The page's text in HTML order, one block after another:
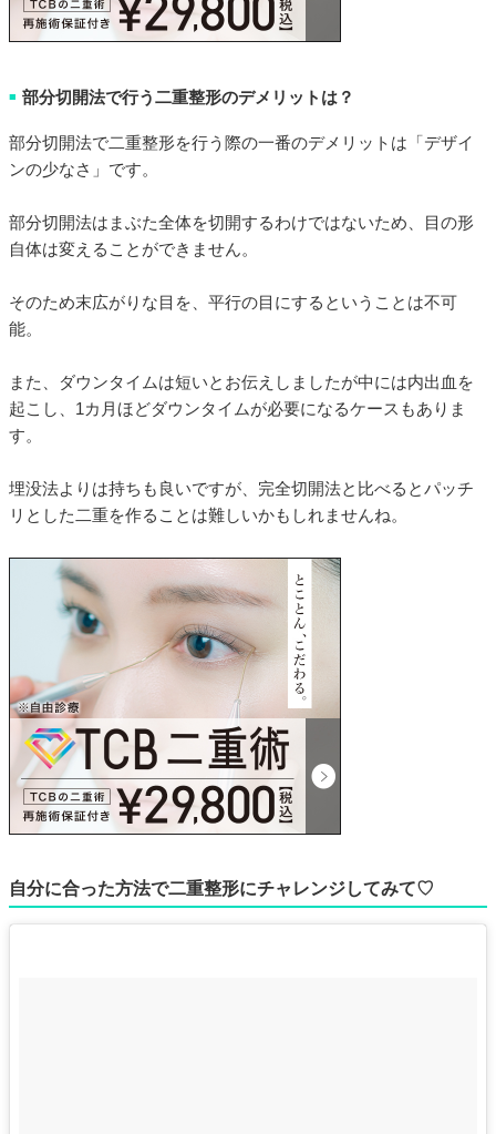
■ 部分切開法で行う二重整形のデメリットは？
部分切開法で二重整形を行う際の一番のデメリットは「デザイ
ンの少なさ」です。
部分切開法はまぶた全体を切開するわけではないため、目の形
自体は変えることができません。
そのため末広がりな目を、平行の目にするということは不可
能。
また、ダウンタイムは短いとお伝えしましたが中には内出血を
起こし、1カ月ほどダウンタイムが必要になるケースもありま
す。
埋没法よりは持ちも良いですが、完全切開法と比べるとパッチ
リとした二重を作ることは難しいかもしれませんね。
自分に合った方法で二重整形にチャレンジしてみて♡